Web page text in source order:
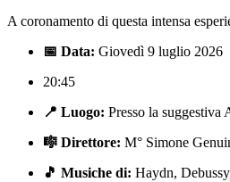
A coronamento di questa intensa
📅 Data: Giovedì 9 luglio 2026
20:45
📍 Luogo: Presso la
🎼 Direttore: M° Simone
🎵 Musiche di: Haydn,